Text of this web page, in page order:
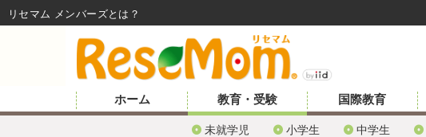
ホーム 教育・受験
未就学児 小学生 中学生
国際教育
リセマム メンバーズ